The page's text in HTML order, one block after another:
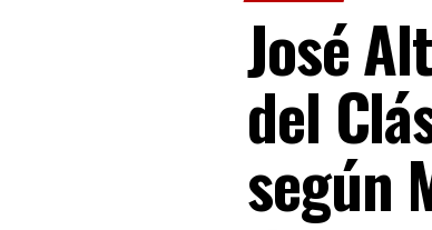
José
del
según